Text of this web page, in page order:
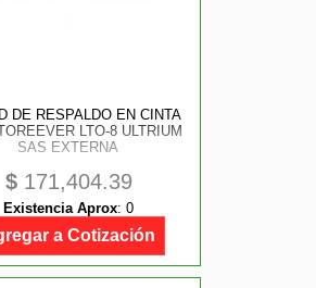
DE RESPALDO EN CINTA
LTO-8 ULTRIUM
SAS EXTERNA
$171,404.39
Existencia Aprox: 0
a Cotización